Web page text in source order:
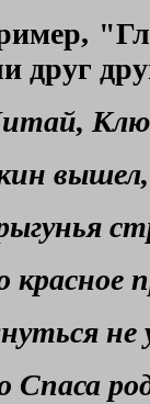
друг
вышел,
красное
не
Спаса